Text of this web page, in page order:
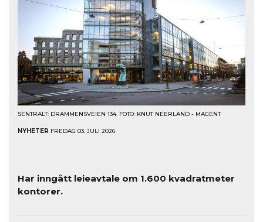
SENTRALT: DRAMMENSVEIEN 134. FOTO: KNUT NEERLAND - MAGENT
NYHETER FREDAG 03. JULI 2026
Har inngått leieavtale om 1.600 kvadratmeter
kontorer.